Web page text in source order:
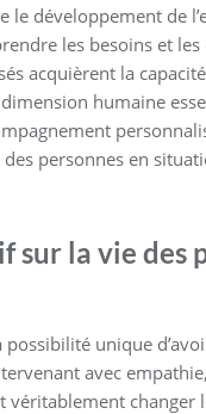
le développement de
les besoins et
acquièrent la
humaine
personnes en
sur la vie des
unique
avec
véritablement changer